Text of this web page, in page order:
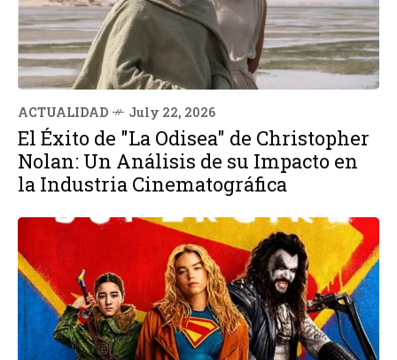
ACTUALIDAD July 22, 2026
El Éxito de "La Odisea" de Christopher
Nolan: Un Análisis de su Impacto en
la Industria Cinematográfica